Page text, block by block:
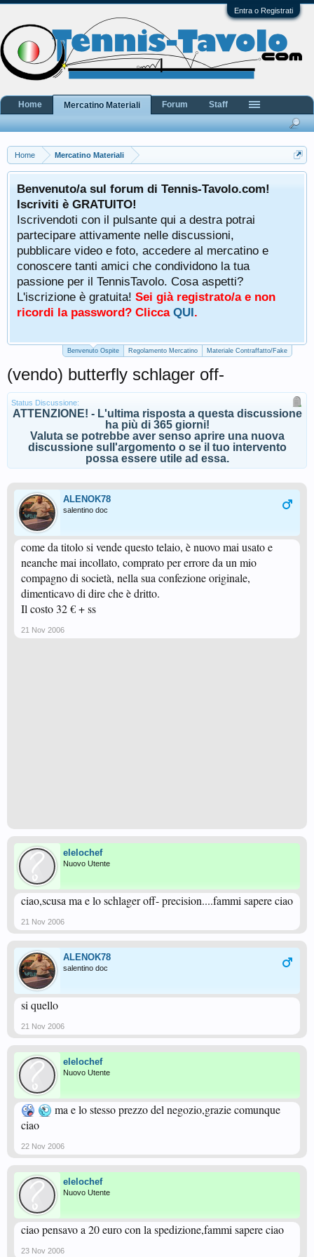
Entra o Registrati
Home Mercatino Materiali
Benvenuto/a sul forum di Tennis-Tavolo.com!
Iscriviti è GRATUITO!
Iscrivendoti con il pulsante qui a destra potrai
partecipare attivamente nelle discussioni,
pubblicare video e foto, accedere al mercatino e
conoscere tanti amici che condividono la tua
passione per il TennisTavolo. Cosa aspetti?
L'iscrizione è gratuita! Sei già registrato/a e non
ricordi la password? Clicca QUI.
Benvenuto Ospite Regolamento Mercatino Materiale Contraffatto/Fake
(vendo) butterfly schlager off-
Status Discussione:
ATTENZIONE! - L'ultima risposta a questa discussione
ha più di 365 giorni!
Valuta se potrebbe aver senso aprire una nuova
discussione sull'argomento o se il tuo intervento
possa essere utile ad essa.
ALENOK78
salentino doc
come da titolo si vende questo telaio, è nuovo mai usato e
neanche mai incollato, comprato per errore da un mio
compagno di società, nella sua confezione originale,
dimenticavo di dire che è dritto.
Il costo 32 € + ss
21 Nov 2006
elelochef
Nuovo Utente
ciao,scusa ma e lo schlager off- precision....fammi sapere ciao
21 Nov 2006
ALENOK78
salentino doc
si quello
21 Nov 2006
elelochef
Nuovo Utente
ma e lo stesso prezzo del negozio,grazie comunque
ciao
22 Nov 2006
elelochef
Nuovo Utente
ciao pensavo a 20 euro con la spedizione,fammi sapere ciao
23 Nov 2006
Home Mercatino Materiali Forum Staff